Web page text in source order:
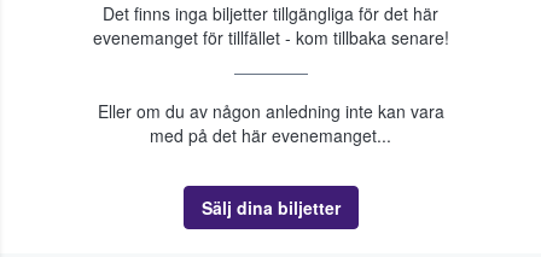
Det finns inga biljetter tillgängliga för det här
evenemanget för tillfället - kom tillbaka senare!
Eller om du av någon anledning inte kan vara
med på det här evenemanget...
Sälj dina biljetter